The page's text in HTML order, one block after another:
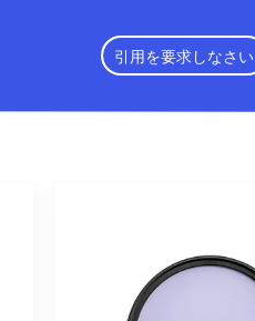
引用を要求しなさい